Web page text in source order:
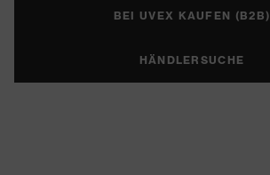
BEI UVEX KAUFEN (B2B)
HÄNDLERSUCHE